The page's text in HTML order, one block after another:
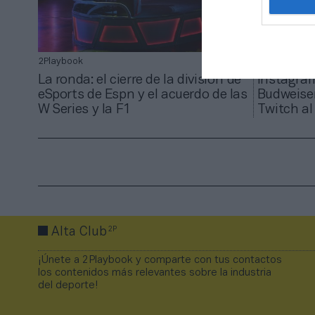
2Playbook
La ronda: el cierre de la división de
eSports de Espn y el acuerdo de las
W Series y la F1
Twitch
Alta Club2P
¡Únete a 2Playbook y comparte con tus contactos
los contenidos más relevantes sobre la industria
del deporte!